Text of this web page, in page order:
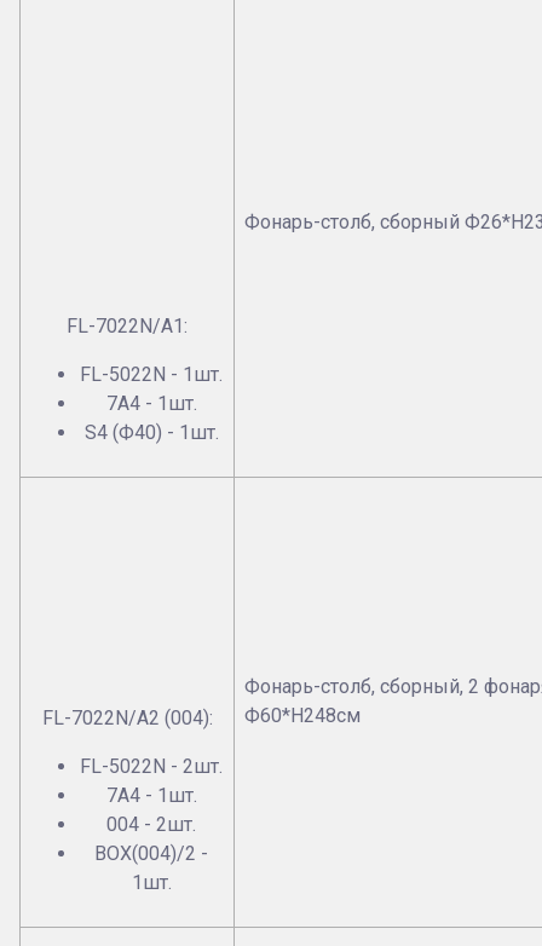
FL-7022N/A1:
FL-5022N - 1шт.
7А4 - 1шт.
S4 (Ф40) - 1шт.
Фонарь-столб, сборный
FL-7022N/А2 (004):
FL-5022N - 2шт.
7А4 - 1шт.
004 - 2шт.
BOX(004)/2 -
1шт.
Фонарь-столб, сборный, 2
Ф60*Н248см